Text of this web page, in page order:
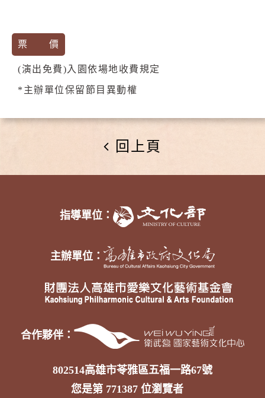
票 價
(演出免費)入園依場地收費規定
*主辦單位保留節目異動權
回上頁
指導單位：
主辦單位：
合作夥伴：
802514高雄市苓雅區五福一路67號
您是第 771387 位瀏覽者